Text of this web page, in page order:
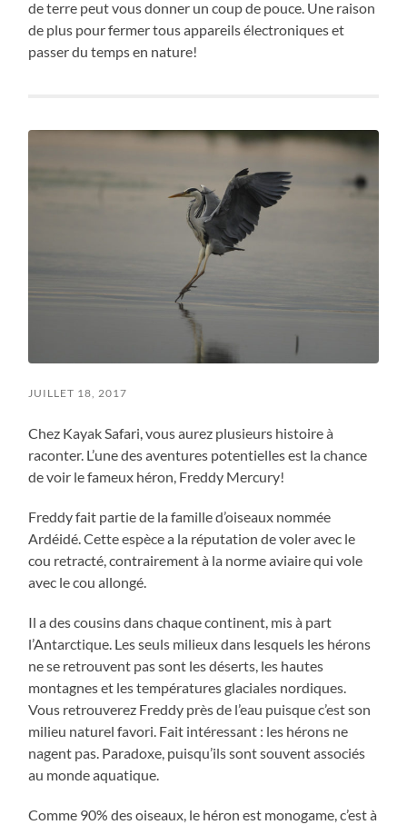
de terre peut vous donner un coup de pouce. Une raison
de plus pour fermer tous appareils électroniques et
passer du temps en nature!
JUILLET 18, 2017
Chez Kayak Safari, vous aurez plusieurs histoire à
raconter. L’une des aventures potentielles est la chance
de voir le fameux héron, Freddy Mercury!
Freddy fait partie de la famille d’oiseaux nommée
Ardéidé. Cette espèce a la réputation de voler avec le
cou retracté, contrairement à la norme aviaire qui vole
avec le cou allongé.
Il a des cousins dans chaque continent, mis à part
l’Antarctique. Les seuls milieux dans lesquels les hérons
ne se retrouvent pas sont les déserts, les hautes
montagnes et les températures glaciales nordiques.
Vous retrouverez Freddy près de l’eau puisque c’est son
milieu naturel favori. Fait intéressant : les hérons ne
nagent pas. Paradoxe, puisqu’ils sont souvent associés
au monde aquatique.
Comme 90% des oiseaux, le héron est monogame, c’est à